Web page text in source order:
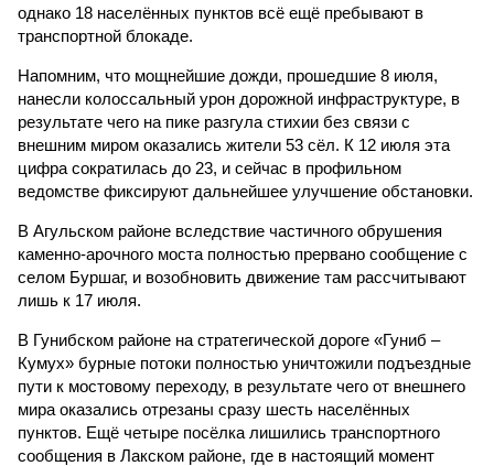
однако 18 населённых пунктов всё ещё пребывают в
транспортной блокаде.
Напомним, что мощнейшие дожди, прошедшие 8 июля,
нанесли колоссальный урон дорожной инфраструктуре, в
результате чего на пике разгула стихии без связи с
внешним миром оказались жители 53 сёл. К 12 июля эта
цифра сократилась до 23, и сейчас в профильном
ведомстве фиксируют дальнейшее улучшение обстановки.
В Агульском районе вследствие частичного обрушения
каменно-арочного моста полностью прервано сообщение с
селом Буршаг, и возобновить движение там рассчитывают
лишь к 17 июля.
В Гунибском районе на стратегической дороге «Гуниб –
Кумух» бурные потоки полностью уничтожили подъездные
пути к мостовому переходу, в результате чего от внешнего
мира оказались отрезаны сразу шесть населённых
пунктов. Ещё четыре посёлка лишились транспортного
сообщения в Лакском районе, где в настоящий момент